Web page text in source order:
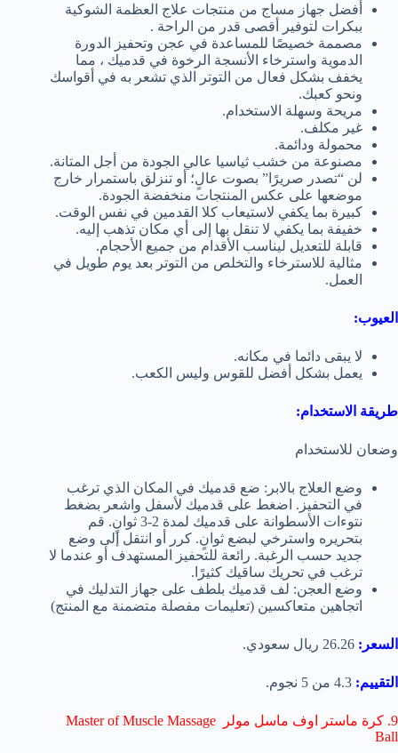
أفضل جهاز مساج من منتجات علاج العظمة الشوكية
ببكرات لتوفير أقصى قدر من الراحة .
مصممة خصيصًا للمساعدة في عجن وتحفيز
الدورة
الدموية واسترخاء الأنسجة الرخوة في قدميك ، مما
يخفف بشكل فعال من التوتر الذي تشعر به في أقواسك
ونحو كعبك.
مريحة وسهلة الاستخدام.
غير مكلف.
محمولة ودائمة.
مصنوعة من خشب ثياسيا عالي الجودة من أجل المتانة.
لن “تصدر صريرًا” بصوت عالٍ؛ أو تنزلق باستمرار خارج
موضعها على عكس المنتجات منخفضة الجودة.
كبيرة بما يكفي لاستيعاب كلا القدمين في نفس الوقت.
خفيفة بما يكفي لا تنقل بها إلى أي مكان تذهب إليه.
قابلة للتعديل ليناسب الأقدام من جميع الأحجام.
مثالية للاسترخاء والتخلص من التوتر بعد يوم طويل في
العمل.
العيوب:
لا يبقى دائما في مكانه.
يعمل بشكل أفضل للقوس وليس الكعب.
طريقة الاستخدام:
وضعان للاستخدام
وضع العلاج بالابر: ضع قدميك في المكان الذي ترغب
في التحفيز. اضغط على قدميك لأسفل واشعر بضغط
نتوءات الأسطوانة على قدميك لمدة 2-3 ثوانٍ. قم
بتحريره واسترخي لبضع ثوانٍ. كرر أو انتقل إلى وضع
جديد حسب الرغبة. رائعة للتحفيز المستهدف أو عندما لا
ترغب في تحريك ساقيك كثيرًا.
وضع العجن: لف قدميك بلطف على جهاز التدليك في
اتجاهين متعاكسين (تعليمات مفصلة متضمنة مع المنتج)
السعر: 26.26 ريال سعودي.
التقييم: 4.3 من 5 نجوم.
9. كرة ماستر اوف ماسل مولر
Master of Muscle Massage
Ball